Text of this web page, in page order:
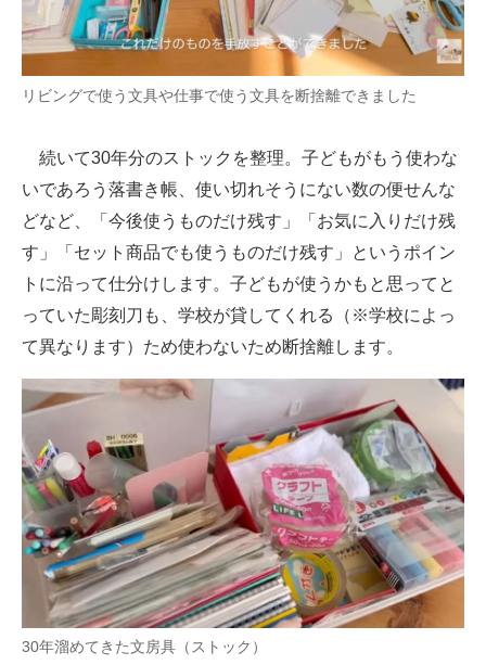
リビングで使う文具や仕事で使う文具を断捨離できました
続いて30年分のストックを整理。子どもがもう使わな
いであろう落書き帳、使い切れそうにない数の便せんな
どなど、「今後使うものだけ残す」「お気に入りだけ残
す」「セット商品でも使うものだけ残す」というポイン
トに沿って仕分けします。子どもが使うかもと思ってと
っていた彫刻刀も、学校が貸してくれる（※学校によっ
て異なります）ため使わないため断捨離します。
30年溜めてきた文房具（ストック）